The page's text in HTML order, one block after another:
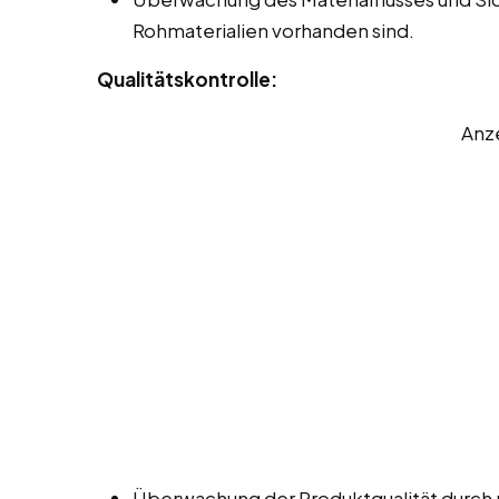
Rohmaterialien vorhanden sind.
Qualitätskontrolle: